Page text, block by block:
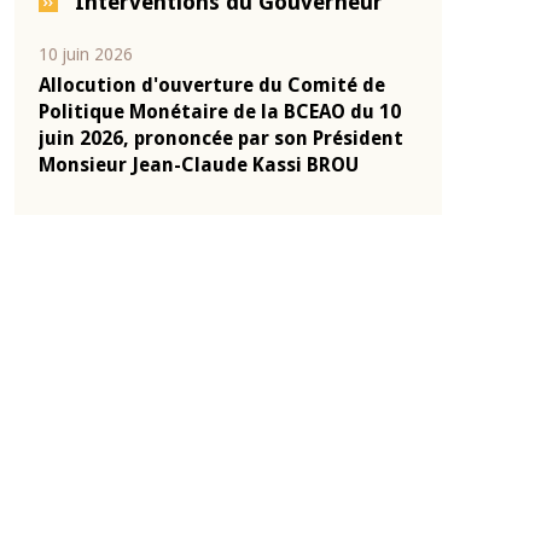
04 mars 2026
Allocution d'ouverture du Comité de
Politique Monétaire de la BCEAO du 4
mars 2026, prononcée par son Président
Monsieur Jean-Claude Kassi BROU